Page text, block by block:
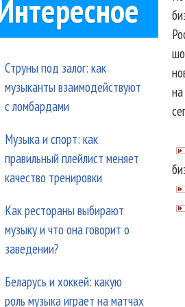
Интересное
Струны под залог: как
музыканты взаимодействуют
с ломбардами
Музыка и спорт: как
правильный плейлист меняет
качество тренировки
Как рестораны выбирают
музыку и что она говорит о
заведении?
Беларусь и хоккей: какую
роль музыка играет на матчах